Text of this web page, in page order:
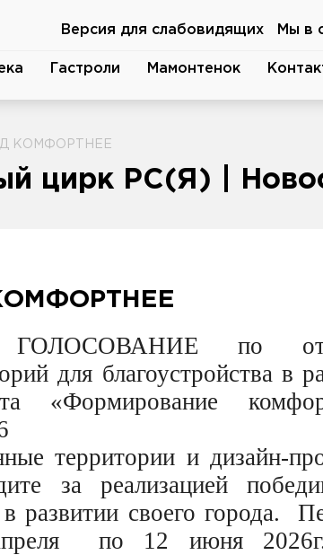
Версия для слабовидящих Мы в
Гастроли Мамонтенок
КОМФОРТНЕЕ
цирк РС(Я) |
ГОЛОСОВАНИЕ по
для благоустройства в
«Формирование
территории и
за реализацией
развитии своего города.
по 12 июня